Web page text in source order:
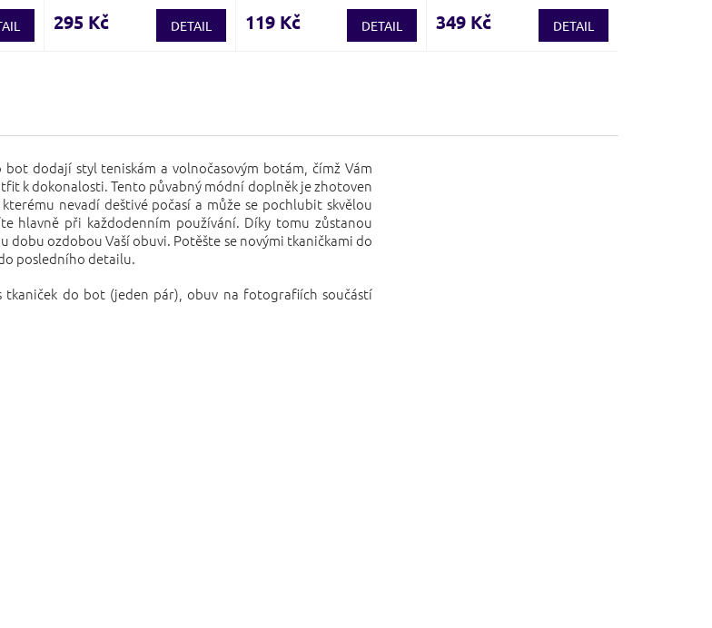
produktu
je
295 Kč DETAIL 119 Kč DETAIL 349 Kč DETAIL
dodají styl teniskám a volnočasovým botám, čímž Vám
k dokonalosti. Tento půvabný módní doplněk je zhotoven
nevadí deštivé počasí a může se pochlubit skvělou
hlavně při každodenním používání. Díky tomu zůstanou
dobu ozdobou Vaší obuvi. Potěšte se novými tkaničkami do
posledního detailu.
tkaniček do bot (jeden pár), obuv na fotografiích součástí